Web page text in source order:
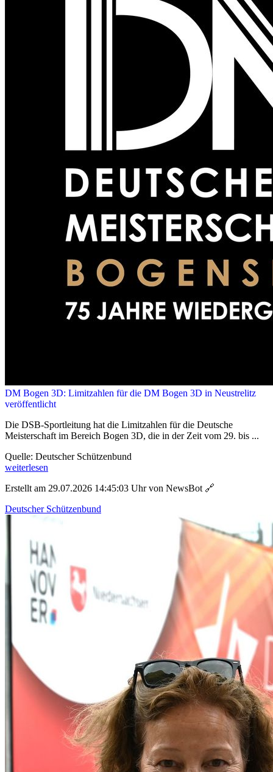
DM Bogen 3D: Limitzahlen für die DM Bogen 3D in Neustrelitz
veröffentlicht
Die DSB-Sportleitung hat die Limitzahlen für die Deutsche
Meisterschaft im Bereich Bogen 3D, die in der Zeit vom 29. bis ...
Quelle: Deutscher Schützenbund
weiterlesen
Erstellt am 29.07.2026 14:45:03 Uhr von NewsBot 🔗
Deutscher Schützenbund